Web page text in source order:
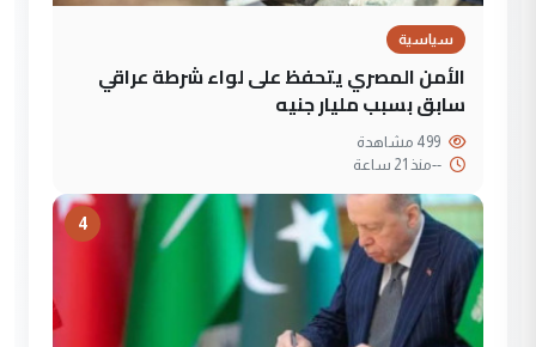
سياسية
الأمن المصري يتحفظ على لواء شرطة عراقي
سابق بسبب مليار جنيه
--منذ 21 ساعة
4